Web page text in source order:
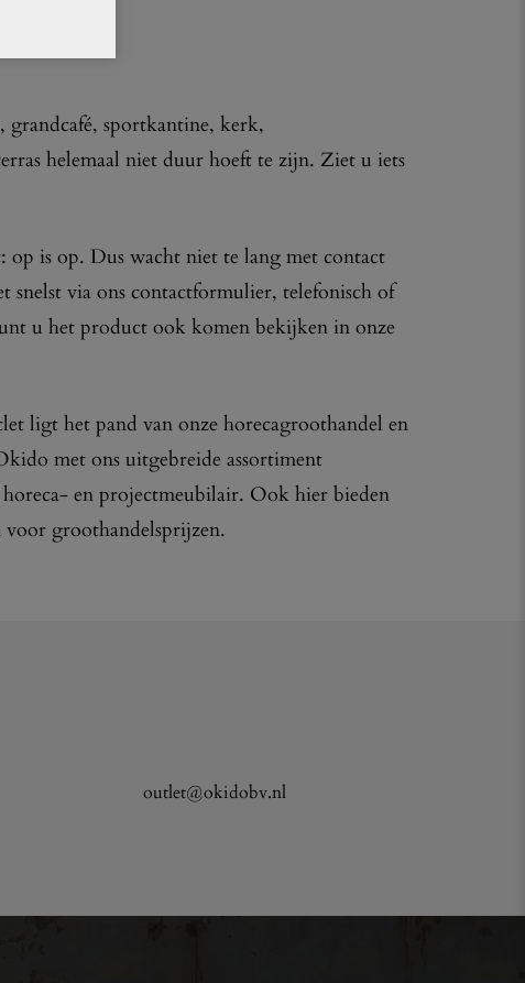
sportkantine, kerk,
helemaal niet duur hoeft te zijn. Ziet u iets
is op. Dus wacht niet te lang met contact
snelst via ons contactformulier, telefonisch of
u het product ook komen bekijken in onze
ligt het pand van onze horecagroothandel en
met ons uitgebreide assortiment
en projectmeubilair. Ook hier bieden
groothandelsprijzen.
outlet@okidobv.nl